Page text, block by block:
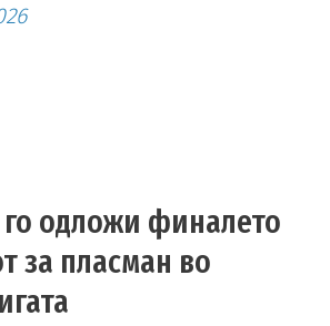
го одложи финалето
за пласман во